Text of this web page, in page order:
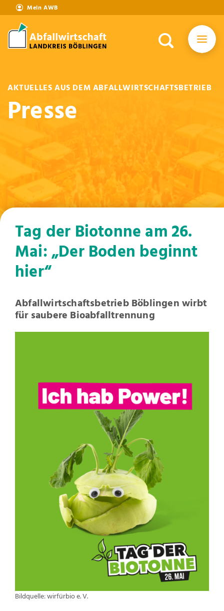
Mein AWB
AKTUELLES AUS DEM ABFALLWIRTSCHAFTSBETRIEB
Presse
Tag der Biotonne am 26.
Mai: „Der Boden beginnt
hier“
Abfallwirtschaftsbetrieb Böblingen wirbt
für saubere Bioabfalltrennung
Bildquelle: wirfürbio e. V.